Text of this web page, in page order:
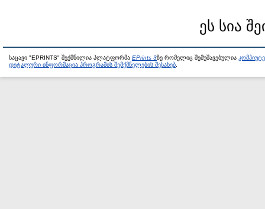
ეს სია
საცავი "EPRINTS" შექმნილია პლატფორმა EPrints 3ზე რომელიც შემუშავებულია
დეტალური ინფორმაცია პროგრამის შემქმნელების შესახებ